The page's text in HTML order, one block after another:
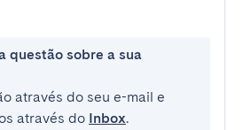
questão sobre a sua
através do seu e-mail e
através do Inbox.